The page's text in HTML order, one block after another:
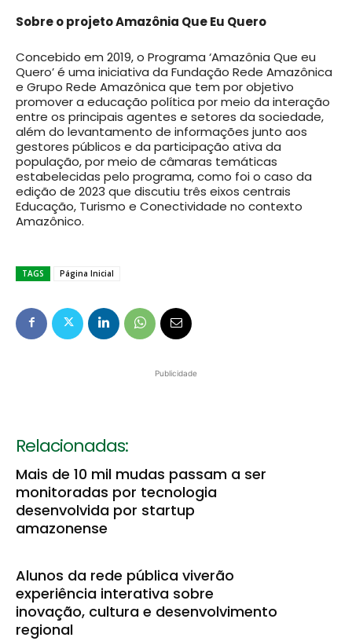
Sobre o projeto Amazônia Que Eu Quero
Concebido em 2019, o Programa ‘Amazônia Que eu
Quero’ é uma iniciativa da Fundação Rede Amazônica
e Grupo Rede Amazônica que tem por objetivo
promover a educação política por meio da interação
entre os principais agentes e setores da sociedade,
além do levantamento de informações junto aos
gestores públicos e da participação ativa da
população, por meio de câmaras temáticas
estabelecidas pelo programa, como foi o caso da
edição de 2023 que discutiu três eixos centrais
Educação, Turismo e Conectividade no contexto
Amazônico.
TAGS Página Inicial
Publicidade
Relacionadas:
Mais de 10 mil mudas passam a ser
monitoradas por tecnologia
desenvolvida por startup
amazonense
Alunos da rede pública viverão
experiência interativa sobre
inovação, cultura e desenvolvimento
regional